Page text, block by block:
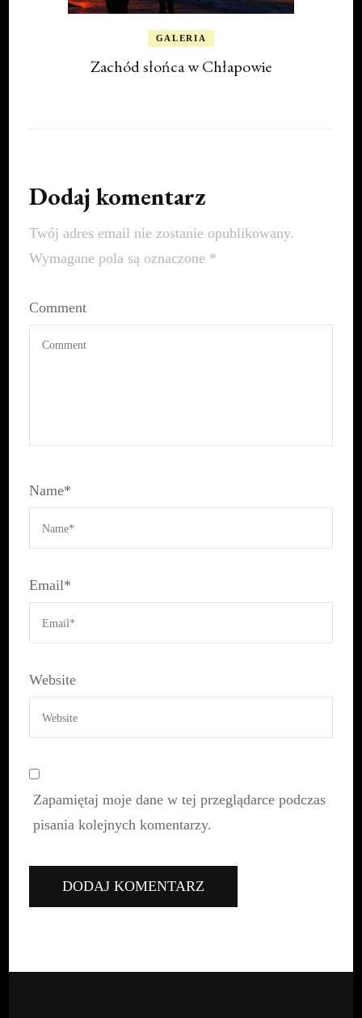
GALERIA
Zachód słońca w Chłapowie
Dodaj komentarz
Twój adres email nie zostanie opublikowany.
Wymagane pola są oznaczone *
Comment
Name*
Email*
Website
Zapamiętaj moje dane w tej przeglądarce podczas
pisania kolejnych komentarzy.